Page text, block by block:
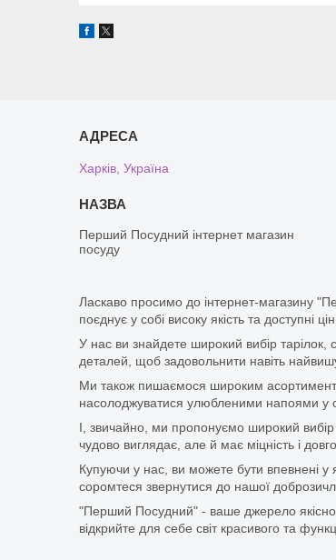
Харків, Україна
Перший Посудний інтернет магазин
посуду
Ласкаво просимо до інтернет-магазину
поєднує у собі високу якість та доступні
У нас ви знайдете широкий вибір тарілок,
деталей, щоб задовольнити навіть
Ми також пишаємося широким
насолоджуватися улюбленими напоями у
І, звичайно, ми пропонуємо широкий вибір
чудово виглядає, але й має міцність і
Купуючи у нас, ви можете бути впевнені у
соромтеся звернутися до нашої
"Перший Посудний" - ваше джерело
відкрийте для себе світ красивого та